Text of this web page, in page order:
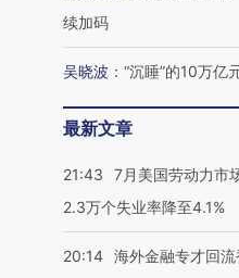
续加码
吴晓波 ： “沉睡”的10万亿
最新文章
21:43
7月美国劳动力市
2.3万个失业率降至4.1%
20:14 海外金融专才回